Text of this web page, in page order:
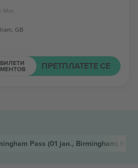
Mac
GB
ПРЕТПЛАТЕТЕ СЕ
Pass (01 јан., Birmingham)